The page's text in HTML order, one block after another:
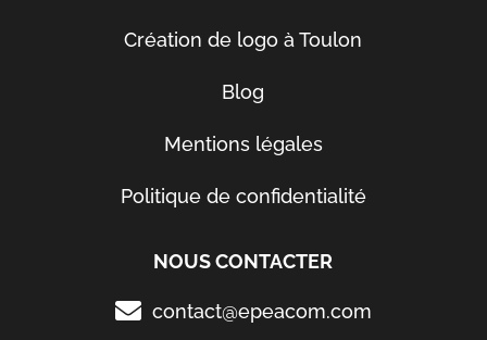
Création de logo à Toulon
Blog
Mentions légales
Politique de confidentialité
NOUS CONTACTER
contact@epeacom.com